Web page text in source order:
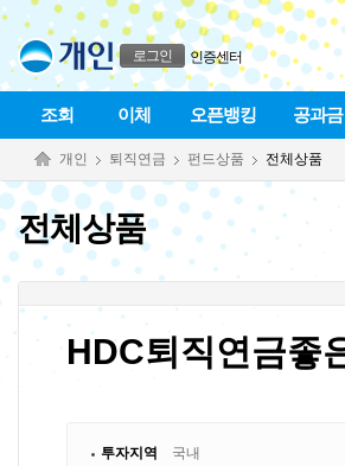
본문으로 바로가기
푸터 바로가기
로그인 인증센터
조회 이체 오픈뱅킹 공과금
개인 퇴직연금 펀드상품 전체상품
전체상품
HDC퇴직연금좋
투자지역 국내